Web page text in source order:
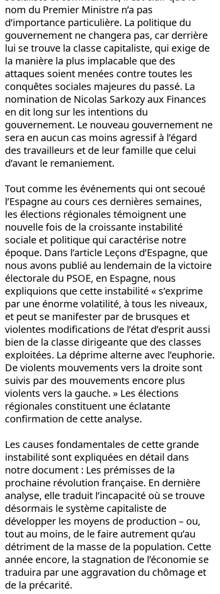
nom du Premier Ministre n’a pas
d’importance particulière. La politique du
gouvernement ne changera pas, car derrière
lui se trouve la classe capitaliste, qui exige de
la manière la plus implacable que des
attaques soient menées contre toutes les
conquêtes sociales majeures du passé. La
nomination de Nicolas Sarkozy aux Finances
en dit long sur les intentions du
gouvernement. Le nouveau gouvernement ne
sera en aucun cas moins agressif à l’égard
des travailleurs et de leur famille que celui
d’avant le remaniement.
Tout comme les événements qui ont secoué
l’Espagne au cours ces dernières semaines,
les élections régionales témoignent une
nouvelle fois de la croissante instabilité
sociale et politique qui caractérise notre
époque. Dans l’article Leçons d’Espagne, que
nous avons publié au lendemain de la victoire
électorale du PSOE, en Espagne, nous
expliquions que cette instabilité « s’exprime
par une énorme volatilité, à tous les niveaux,
et peut se manifester par de brusques et
violentes modifications de l’état d’esprit aussi
bien de la classe dirigeante que des classes
exploitées. La déprime alterne avec l’euphorie.
De violents mouvements vers la droite sont
suivis par des mouvements encore plus
violents vers la gauche. » Les élections
régionales constituent une éclatante
confirmation de cette analyse.
Les causes fondamentales de cette grande
instabilité sont expliquées en détail dans
notre document : Les prémisses de la
prochaine révolution française. En dernière
analyse, elle traduit l’incapacité où se trouve
désormais le système capitaliste de
développer les moyens de production – ou,
tout au moins, de le faire autrement qu’au
détriment de la masse de la population. Cette
année encore, la stagnation de l’économie se
traduira par une aggravation du chômage et
de la précarité.